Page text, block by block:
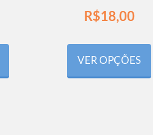
R$18,00
VER OPÇÕES